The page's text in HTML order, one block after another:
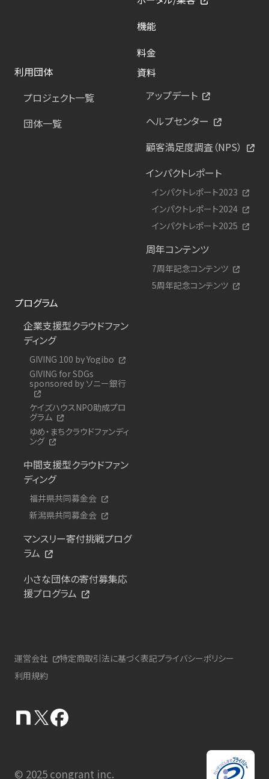
機能
料金
利用団体
プロジェクト一覧
団体一覧
資料
アップデート
ヘルプセンター
顧客満足度調査（NPS）
インパクトレポート
インパクトレポート2023
インパクトレポート2024
インパクトレポート2025
周年コンテンツ
7周年記念コンテンツ
5周年記念コンテンツ
プログラム
企業支援型クラウドファン
ディング
GIVING 100 by Yogibo
GIVING for SDGs
sponsored by ソニー銀行
ケイズハウスNPO助成プロ
グラム
ゆめ・まちクラウドファンディ
ング
中間支援型クラウドファン
ディング
福井県共同募金会
新潟県共同募金会
マンスリー寄付挑戦プログ
ラム
小さな団体の寄付募集応
援プログラム
運営会社 特定商取引法に基づく表記プライバシーポリシー
利用規約
© 2025 congrant inc.